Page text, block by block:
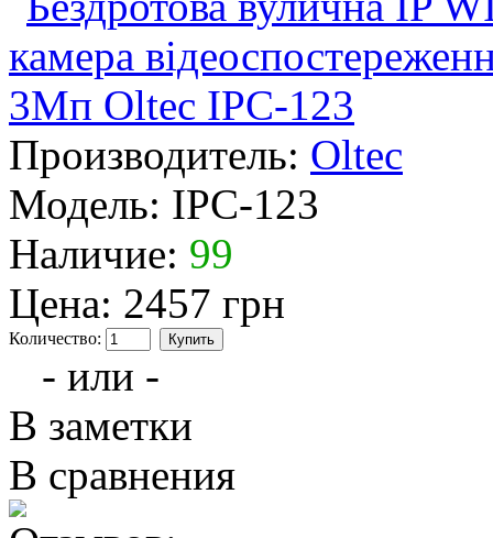
Производитель: Oltec
Модель: IPC-123
Наличие: 99
Цена: 2457 грн
Количество:
- или -
В заметки
В сравнения